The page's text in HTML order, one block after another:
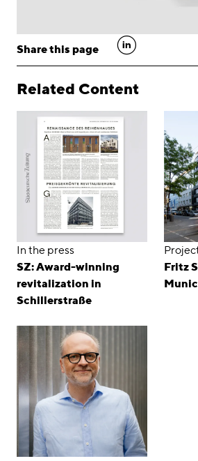
Share this page linkedin
Related Content
In the press
SZ: Award-winning
revitalization in
Schillerstraße
Fritz